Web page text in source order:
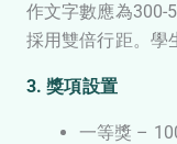
作文字數應為300-
採用雙倍行距。學
3. 獎項設置
一等獎 –